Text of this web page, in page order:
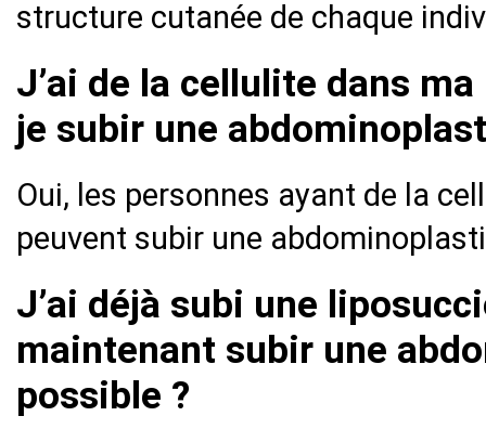
structure cutanée de chaque
J’ai de la cellulite dans
je subir une
Oui, les personnes ayant de la
peuvent subir une
J’ai déjà subi une
maintenant subir une
possible ?